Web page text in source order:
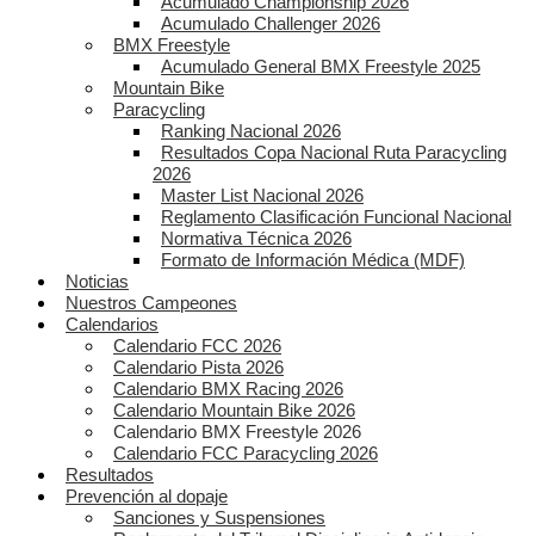
Acumulado Challenger 2026
BMX Freestyle
Acumulado General BMX Freestyle 2025
Mountain Bike
Paracycling
Ranking Nacional 2026
Resultados Copa Nacional Ruta Paracycling
2026
Master List Nacional 2026
Reglamento Clasificación Funcional Nacional
Normativa Técnica 2026
Formato de Información Médica (MDF)
Noticias
Nuestros Campeones
Calendarios
Calendario FCC 2026
Calendario Pista 2026
Calendario BMX Racing 2026
Calendario Mountain Bike 2026
Calendario BMX Freestyle 2026
Calendario FCC Paracycling 2026
Resultados
Prevención al dopaje
Sanciones y Suspensiones